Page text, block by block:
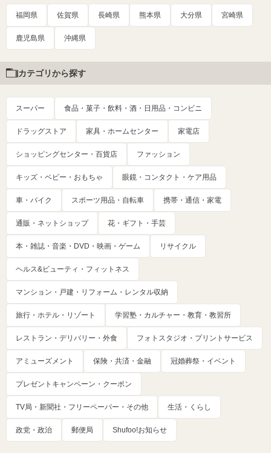
福岡県 佐賀県 長崎県 熊本県 大分県 宮崎県
鹿児島県 沖縄県
カテゴリから探す
スーパー 食品・菓子・飲料・酒・日用品・コンビニ
ドラッグストア 家具・ホームセンター 家電店
ショッピングセンター・百貨店 ファッション
キッズ・ベビー・おもちゃ 眼鏡・コンタクト・ケア用品
車・バイク スポーツ用品・自転車 携帯・通信・家電
通販・ネットショップ 花・ギフト・手芸
本・雑誌・音楽・DVD・映画・ゲーム リサイクル
ヘルス&ビューティ・フィットネス
マンション・戸建・リフォーム・レンタル収納
旅行・ホテル・リゾート 学習塾・カルチャー・教育・教習所
レストラン・デリバリー・外食 フォトスタジオ・プリントサービス
アミューズメント 保険・共済・金融 冠婚葬祭・イベント
プレゼントキャンペーン・クーポン
TV局・新聞社・フリーペーパー・その他 生活・くらし
政党・政治 郵便局 Shufoo!お知らせ